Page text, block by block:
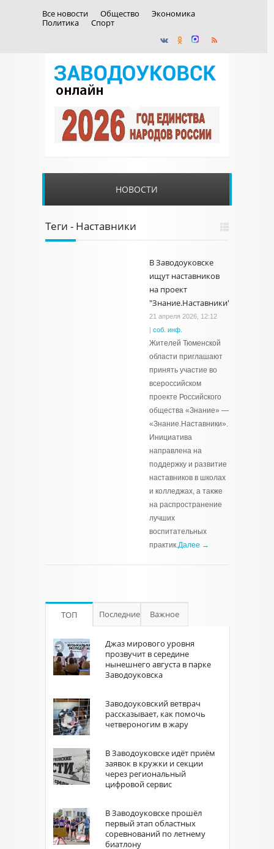
Все новости Общество
Экономика
Политика
Спорт
НОВОСТИ
Теги - Наставники
В Заводоуковске
ищут наставников
на проект
"Знание.Наставники"
21 апреля 2026, 12:12
| соб. инф.
Жителей Тюменской
области приглашают
принять участие во
всероссийском
проекте Российского
общества «Знание» —
«Знание.Наставники».
Инициатива
направлена на
поддержку и развитие
наставников в школах
и колледжах, а также
на распространение
лучших
воспитательных
практик.Далее →
ТОП Последние Важное
Джаз мирового уровня
прозвучит в середине
нынешнего августа в парке
Заводоуковска
Заводоуковский ветврач
рассказывает, как помочь
четвероногим в жару
В Заводоуковске идёт приём
заявок в кружки и секции
через региональный
цифровой сервис
В Заводоуковске прошёл
первый этап областных
соревнований по летнему
биатлону